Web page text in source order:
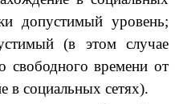
допустимый уровень;
(в этом случае
свободного времени от
в социальных сетях).